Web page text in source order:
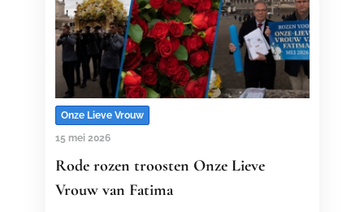
Onze Lieve Vrouw
15 mei 2026
Rode rozen troosten Onze Lieve
Vrouw van Fatima